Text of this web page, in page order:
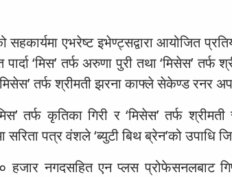
एभरेष्ट इभेण्ट्सद्वारा आयोजित
पार्दा ‘मिस’ तर्फ अरुणा पुरी तथा ‘मिसेस’
तर्फ श्रीमती झरना काफ्ले सेकेण्ड रनर
तर्फ कृतिका गिरी र ‘मिसेस’ तर्फ
पत्र वंशले ‘ब्युटी बिथ ब्रेन’को उपाधि
हजार नगदसहित एन प्लस प्रोफेसनलबाट